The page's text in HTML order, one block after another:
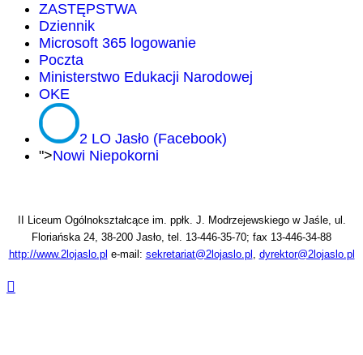
ZASTĘPSTWA
Dziennik
Microsoft 365 logowanie
Poczta
Ministerstwo Edukacji Narodowej
OKE
2 LO Jasło (Facebook)
">Nowi Niepokorni
II Liceum Ogólnokształcące im. ppłk. J. Modrzejewskiego w Jaśle, ul.
Floriańska 24, 38-200 Jasło, tel. 13-446-35-70; fax 13-446-34-88
http://www.2lojaslo.pl e-mail: sekretariat@2lojaslo.pl , dyrektor@2lojaslo.pl